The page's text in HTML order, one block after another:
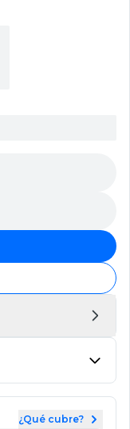
¿Qué cubre?